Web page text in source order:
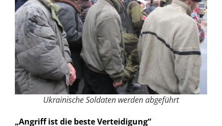
Ukrainische Soldaten werden abgeführt
„Angriff ist die beste Verteidigung“